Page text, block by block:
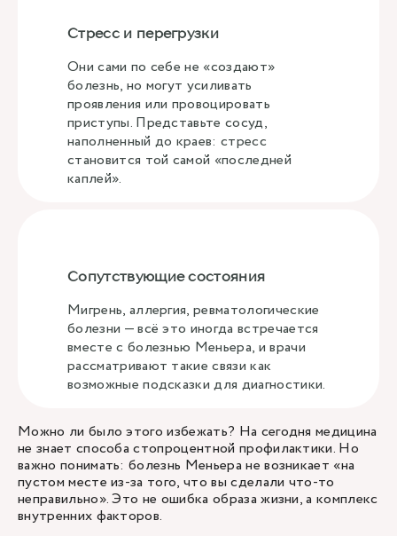
Стресс и перегрузки
Они сами по себе не «создают»
болезнь, но могут усиливать
проявления или провоцировать
приступы. Представьте сосуд,
наполненный до краев: стресс
становится той самой «последней
каплей».
Сопутствующие состояния
Мигрень, аллергия, ревматологические
болезни — всё это иногда встречается
вместе с болезнью Меньера, и врачи
рассматривают такие связи как
возможные подсказки для диагностики.
Можно ли было этого избежать? На сегодня медицина
не знает способа стопроцентной профилактики. Но
важно понимать: болезнь Меньера не возникает «на
пустом месте из-за того, что вы сделали что-то
неправильно». Это не ошибка образа жизни, а комплекс
внутренних факторов.